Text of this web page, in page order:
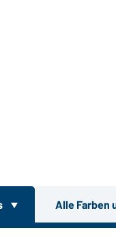
Alle Farben